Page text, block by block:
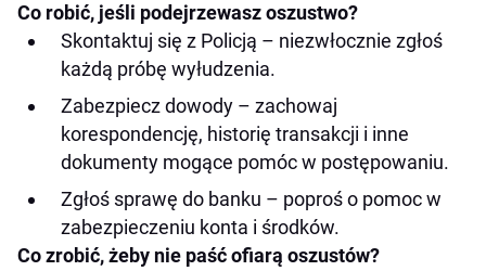
Co robić, jeśli podejrzewasz oszustwo?
Skontaktuj się z Policją – niezwłocznie zgłoś
każdą próbę wyłudzenia.
Zabezpiecz dowody – zachowaj
korespondencję, historię transakcji i inne
dokumenty mogące pomóc w postępowaniu.
Zgłoś sprawę do banku – poproś o pomoc w
zabezpieczeniu konta i środków.
Co zrobić, żeby nie paść ofiarą oszustów?